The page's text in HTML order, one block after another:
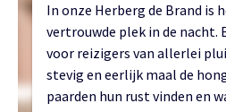
In onze Herberg de Brand is
vertrouwde plek in de nacht.
voor reizigers van allerlei
stevig en eerlijk maal de
paarden hun rust vinden en